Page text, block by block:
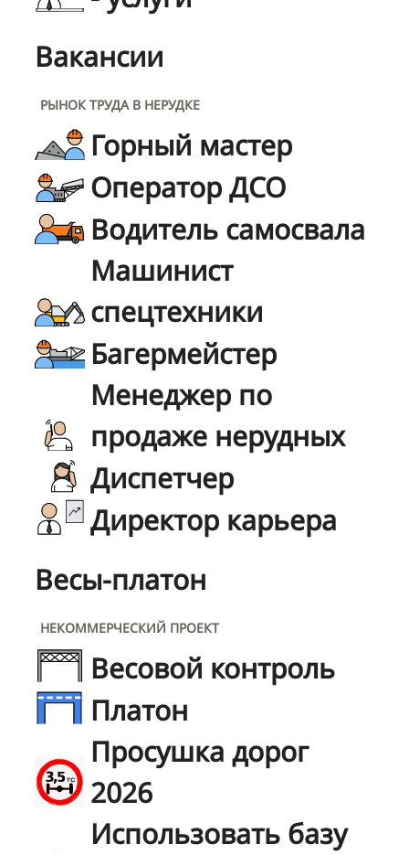
Вакансии
РЫНОК ТРУДА В НЕРУДКЕ
Горный мастер
Оператор ДСО
Водитель самосвала
Машинист
спецтехники
Багермейстер
Менеджер по
продаже нерудных
Диспетчер
Директор карьера
Весы-платон
НЕКОММЕРЧЕСКИЙ ПРОЕКТ
Весовой контроль
Платон
Просушка дорог
2026
Использовать базу